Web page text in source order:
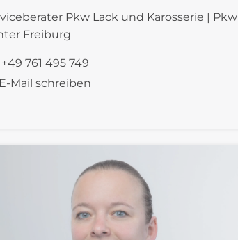
Pkw Lack und Karosserie | Pkw
Freiburg
+49 761 495 749
E-Mail schreiben